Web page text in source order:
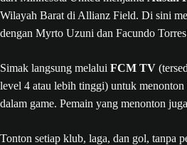
Wilayah Barat di Allianz Field. Di sini
dengan Myrto Uzuni dan Facundo
Simak langsung melalui FCM TV
level 4 atau lebih tinggi) untuk menonton
dalam game. Pemain yang menonton
Tonton setiap klub, laga, dan gol, tanpa